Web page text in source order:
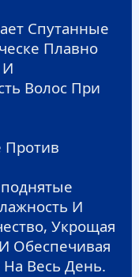
Спутанные
Плавно
И
Волос При
Против
И
Укрощая
Обеспечивая
Весь День.